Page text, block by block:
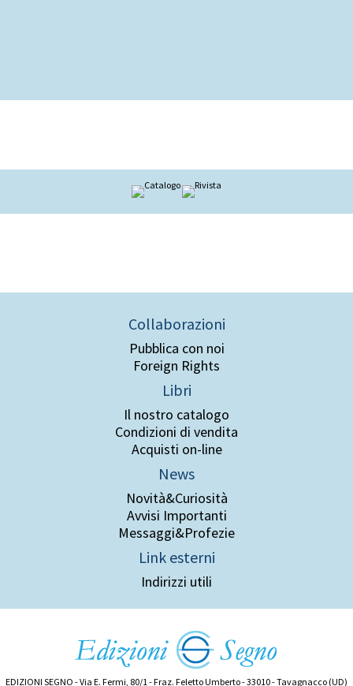
Collaborazioni
Pubblica con noi
Foreign Rights
Libri
Il nostro catalogo
Condizioni di vendita
Acquisti on-line
News
Novità&Curiosità
Avvisi Importanti
Messaggi&Profezie
Link esterni
Indirizzi utili
EDIZIONI SEGNO - Via E. Fermi, 80/1 - Fraz. Feletto Umberto - 33010 - Tavagnacco (UD)